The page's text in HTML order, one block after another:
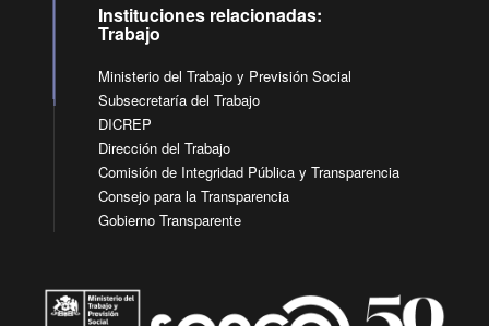
Instituciones relacionadas:
Trabajo
Ministerio del Trabajo y Previsión Social
Subsecretaría del Trabajo
DICREP
Dirección del Trabajo
Comisión de Integridad Pública y Transparencia
Consejo para la Transparencia
Gobierno Transparente